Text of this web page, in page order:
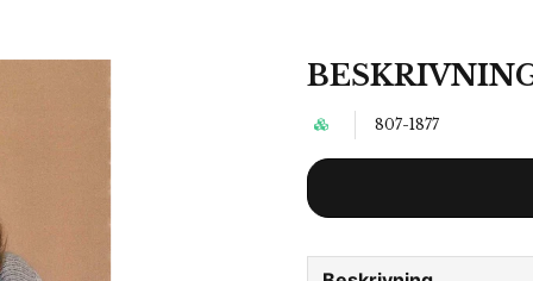
807-1877